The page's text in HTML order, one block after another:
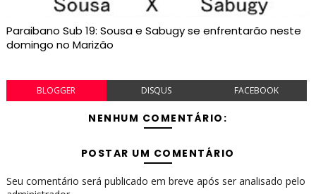
Paraibano Sub 19: Sousa e Sabugy se enfrentarão neste
domingo no Marizão
BLOGGER DISQUS FACEBOOK
NENHUM COMENTÁRIO:
POSTAR UM COMENTÁRIO
Seu comentário será publicado em breve após ser analisado pelo